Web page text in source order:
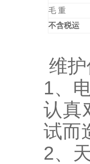
毛 重
不含税运
维
1、
认真
试而
2、